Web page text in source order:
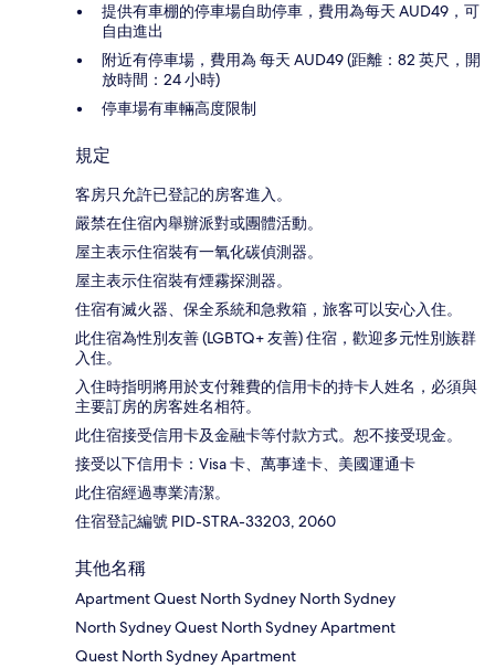
提供有車棚的停車場自助停車，費用為每天 AUD49，可
自由進出
附近有停車場，費用為 每天 AUD49 (距離：82 英尺，開
放時間：24 小時)
停車場有車輛高度限制
規定
客房只允許已登記的房客進入。
嚴禁在住宿內舉辦派對或團體活動。
屋主表示住宿裝有一氧化碳偵測器。
屋主表示住宿裝有煙霧探測器。
住宿有滅火器、保全系統和急救箱，旅客可以安心入住。
此住宿為性別友善 (LGBTQ+ 友善) 住宿，歡迎多元性別族群
入住。
入住時指明將用於支付雜費的信用卡的持卡人姓名，必須與
主要訂房的房客姓名相符。
此住宿接受信用卡及金融卡等付款方式。恕不接受現金。
接受以下信用卡：Visa 卡、萬事達卡、美國運通卡
此住宿經過專業清潔。
住宿登記編號 PID-STRA-33203, 2060
其他名稱
Apartment Quest North Sydney North Sydney
North Sydney Quest North Sydney Apartment
Quest North Sydney Apartment